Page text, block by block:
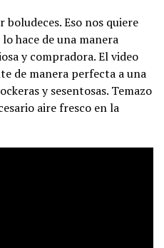
Eso nos quiere
hace de una manera
y compradora. El video
de manera perfecta a una
y sesentosas. Temazo
aire fresco en la